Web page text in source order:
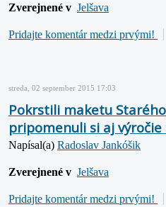
Zverejnené v Jelšava
Pridajte komentár medzi prvými!
streda, 02 september 2015 17:03
Pokrstili maketu
pripomenuli si aj výročie
Napísal(a) Radoslav Jankóšik
Zverejnené v Jelšava
Pridajte komentár medzi prvými!